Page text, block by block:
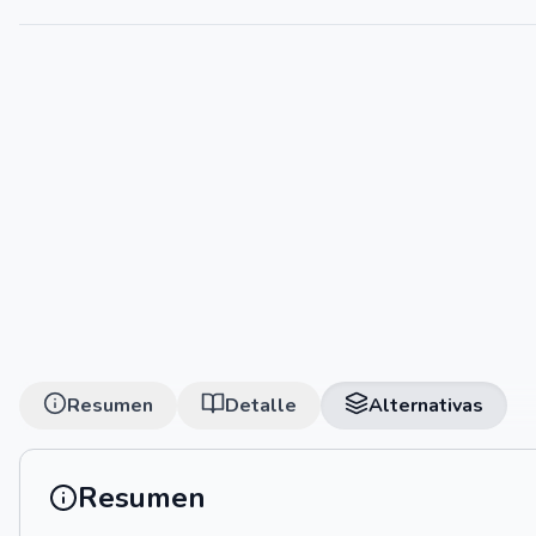
Resumen Detalle Alternativas
Resumen